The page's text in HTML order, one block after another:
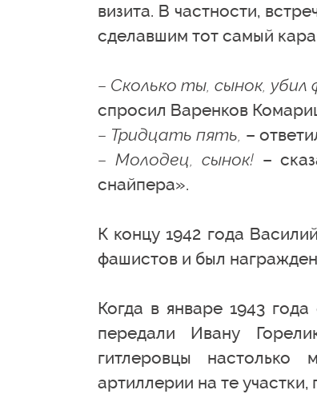
визита. В частности,
сделавшим тот самый
– Сколько ты, сынок,
спросил Варенков
– Тридцать пять, –
– Молодец, сынок! –
снайпера».
К концу 1942 года
фашистов и был
Когда в январе 1943
передали Ивану
гитлеровцы настолько
артиллерии на те участки,